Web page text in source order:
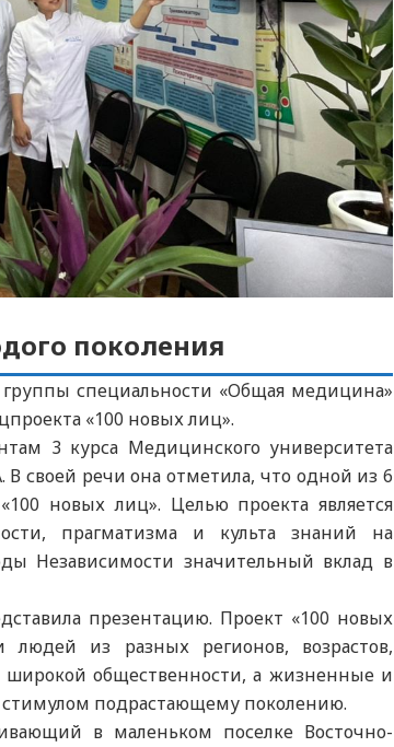
поколения
специальности «Общая медицина»
«100 новых лиц».
3 курса Медицинского университета
В своей речи она отметила, что одной из 6
новых лиц». Целью проекта является
прагматизма и культа знаний на
Независимости значительный вклад в
презентацию. Проект «100 новых
людей из разных регионов, возрастов,
широкой общественности, а жизненные и
подрастающему поколению.
в маленьком поселке Восточно-